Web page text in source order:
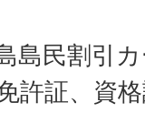
島民割引
許証、資